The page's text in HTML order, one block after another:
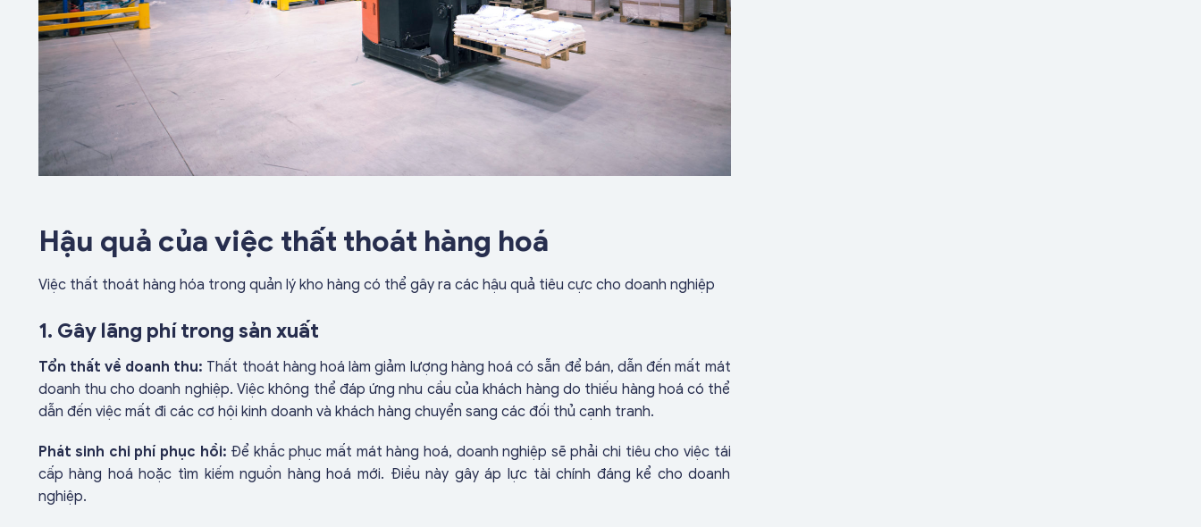
Hậu quả của việc thất thoát hàng hoá
Việc thất thoát hàng hóa trong quản lý kho hàng có thể gây ra các hậu quả tiêu cực cho doanh nghiệp
1. Gây lãng phí trong sản xuất
Tổn thất về doanh thu: Thất thoát hàng hoá làm giảm lượng hàng hoá có sẵn để bán, dẫn đến mất mát
doanh thu cho doanh nghiệp. Việc không thể đáp ứng nhu cầu của khách hàng do thiếu hàng hoá có thể
dẫn đến việc mất đi các cơ hội kinh doanh và khách hàng chuyển sang các đối thủ cạnh tranh.
Phát sinh chi phí phục hồi: Để khắc phục mất mát hàng hoá, doanh nghiệp sẽ phải chi tiêu cho việc tái
cấp hàng hoá hoặc tìm kiếm nguồn hàng hoá mới. Điều này gây áp lực tài chính đáng kể cho doanh
nghiệp.